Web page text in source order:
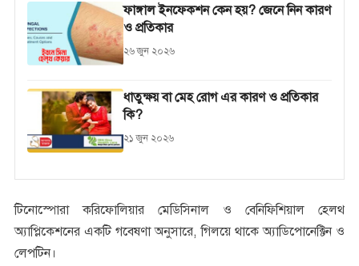
ফাঙ্গাল ইনফেকশন কেন হয়? জেনে নিন কারণ
ও প্রতিকার
২৬ জুন ২০২৬
ধাতুক্ষয় বা মেহ রোগ এর কারণ ও প্রতিকার
কি?
২১ জুন ২০২৬
টিনোস্পোরা করিফোলিয়ার মেডিসিনাল ও বেনিফিশিয়াল হেলথ
অ্যাপ্লিকেশনের একটি গবেষণা অনুসারে, গিলয়ে থাকে অ্যাডিপোনেক্টিন ও
লেপটিন।